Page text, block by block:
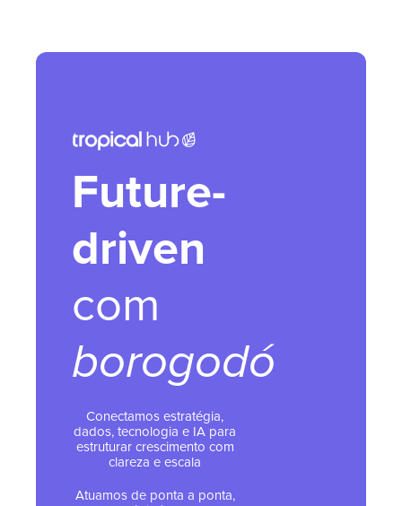
Future-
driven
com
borogodó
Conectamos estratégia,
dados, tecnologia e IA para
estruturar crescimento com
clareza e escala
Atuamos de ponta a ponta,